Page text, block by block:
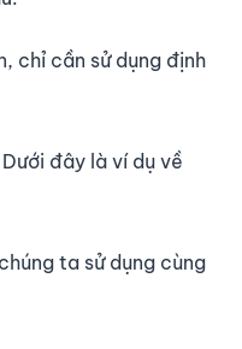
chỉ cần sử dụng định
đây là ví dụ về
ta sử dụng cùng